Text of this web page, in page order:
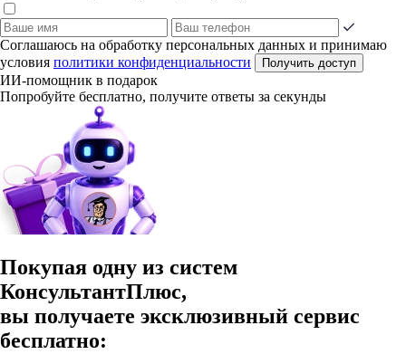
Соглашаюсь на обработку персональных данных и принимаю
условия политики конфиденциальности Получить доступ
ИИ-помощник в подарок
Попробуйте бесплатно, получите ответы за секунды
Покупая одну из систем
КонсультантПлюс,
вы получаете эксклюзивный сервис
бесплатно: